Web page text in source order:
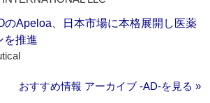
のApeloa、日本市場に本格展開し医薬
を推進
おすすめ情報 アーカイブ ‐AD‐を見る »